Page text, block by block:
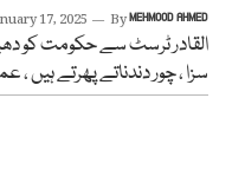
17, 2025 ByMEHMOOD AHMED
القادر ٹرسٹ سے حکومت کو
سزا ، چور دندناتے پھرتے ہیں ،